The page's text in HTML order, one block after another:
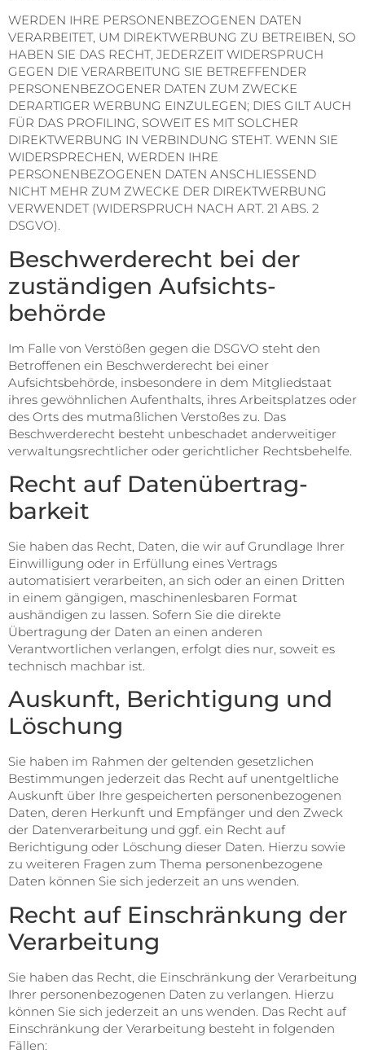
WERDEN IHRE PERSONENBEZOGENEN DATEN
VERARBEITET, UM DIREKTWERBUNG ZU BETREIBEN, SO
HABEN SIE DAS RECHT, JEDERZEIT WIDERSPRUCH
GEGEN DIE VERARBEITUNG SIE BETREFFENDER
PERSONENBEZOGENER DATEN ZUM ZWECKE
DERARTIGER WERBUNG EINZULEGEN; DIES GILT AUCH
FÜR DAS PROFILING, SOWEIT ES MIT SOLCHER
DIREKTWERBUNG IN VERBINDUNG STEHT. WENN SIE
WIDERSPRECHEN, WERDEN IHRE
PERSONENBEZOGENEN DATEN ANSCHLIESSEND
NICHT MEHR ZUM ZWECKE DER DIREKTWERBUNG
VERWENDET (WIDERSPRUCH NACH ART. 21 ABS. 2
DSGVO).
Beschwerde­recht bei der
zuständigen Aufsichts­
behörde
Im Falle von Verstößen gegen die DSGVO steht den
Betroffenen ein Beschwerderecht bei einer
Aufsichtsbehörde, insbesondere in dem Mitgliedstaat
ihres gewöhnlichen Aufenthalts, ihres Arbeitsplatzes oder
des Orts des mutmaßlichen Verstoßes zu. Das
Beschwerderecht besteht unbeschadet anderweitiger
verwaltungsrechtlicher oder gerichtlicher Rechtsbehelfe.
Recht auf Daten­übertrag­
barkeit
Sie haben das Recht, Daten, die wir auf Grundlage Ihrer
Einwilligung oder in Erfüllung eines Vertrags
automatisiert verarbeiten, an sich oder an einen Dritten
in einem gängigen, maschinenlesbaren Format
aushändigen zu lassen. Sofern Sie die direkte
Übertragung der Daten an einen anderen
Verantwortlichen verlangen, erfolgt dies nur, soweit es
technisch machbar ist.
Auskunft, Berichtigung und
Löschung
Sie haben im Rahmen der geltenden gesetzlichen
Bestimmungen jederzeit das Recht auf unentgeltliche
Auskunft über Ihre gespeicherten personenbezogenen
Daten, deren Herkunft und Empfänger und den Zweck
der Datenverarbeitung und ggf. ein Recht auf
Berichtigung oder Löschung dieser Daten. Hierzu sowie
zu weiteren Fragen zum Thema personenbezogene
Daten können Sie sich jederzeit an uns wenden.
Recht auf Einschränkung der
Verarbeitung
Sie haben das Recht, die Einschränkung der Verarbeitung
Ihrer personenbezogenen Daten zu verlangen. Hierzu
können Sie sich jederzeit an uns wenden. Das Recht auf
Einschränkung der Verarbeitung besteht in folgenden
Fällen: